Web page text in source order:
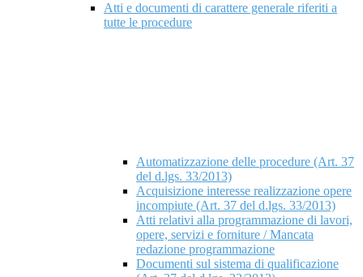
Atti e documenti di carattere generale riferiti a
tutte le procedure
Automatizzazione delle procedure (Art. 37
del d.lgs. 33/2013)
Acquisizione interesse realizzazione opere
incompiute (Art. 37 del d.lgs. 33/2013)
Atti relativi alla programmazione di lavori,
opere, servizi e forniture / Mancata
redazione programmazione
Documenti sul sistema di qualificazione